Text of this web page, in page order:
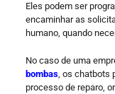
Eles podem ser
encaminhar as
humano, quando
No caso de uma
bombas, os chatbots
processo de reparo,